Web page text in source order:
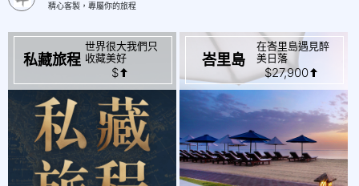
精心客製，專屬你的旅程
私藏旅程
世界很大我們只
收藏美好
$ 起 峇里島
在峇里島遇見醉
美日落
$27,900